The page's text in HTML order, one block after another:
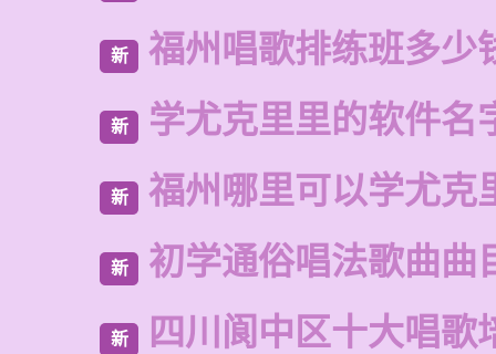
新 福州唱歌排练班多少
新 学尤克里里的软件名
新 福州哪里可以学尤克
新 初学通俗唱法歌曲曲
新 四川阆中区十大唱歌